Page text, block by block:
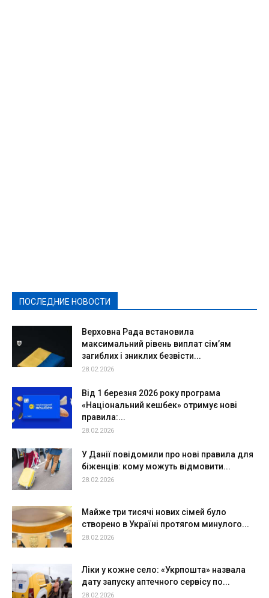
ПОСЛЕДНИЕ НОВОСТИ
Верховна Рада встановила
максимальний рівень виплат сім’ям
загиблих і зниклих безвісти...
28.02.2026
Від 1 березня 2026 року програма
«Національний кешбек» отримує нові
правила:...
28.02.2026
У Данії повідомили про нові правила для
біженців: кому можуть відмовити...
28.02.2026
Майже три тисячі нових сімей було
створено в Україні протягом минулого...
28.02.2026
Ліки у кожне село: «Укрпошта» назвала
дату запуску аптечного сервісу по...
28.02.2026